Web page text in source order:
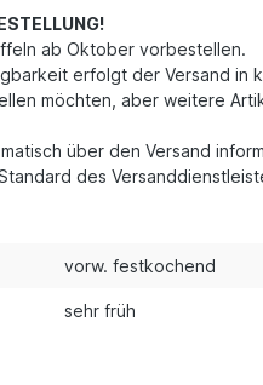
ab Oktober vorbestellen.
erfolgt der Versand in
möchten, aber weitere
über den Versand
des
vorw. festkochend
sehr früh